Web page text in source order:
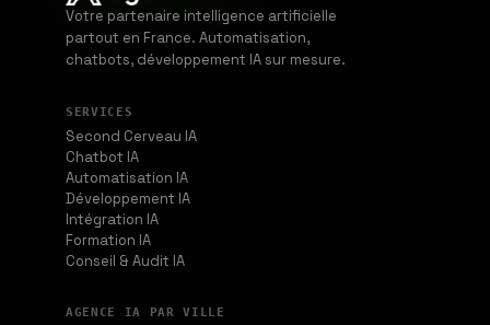
Votre partenaire intelligence artificielle
partout en France. Automatisation,
chatbots, développement IA sur mesure.
SERVICES
Second Cerveau IA
Chatbot IA
Automatisation IA
Développement IA
Intégration IA
Formation IA
Conseil & Audit IA
AGENCE IA PAR VILLE